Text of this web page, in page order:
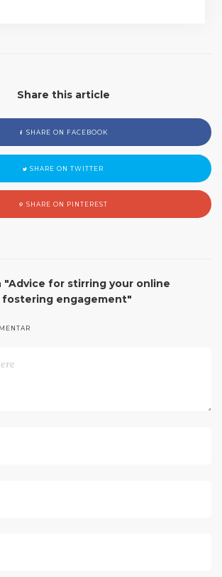
Share this article
SHARE ON FACEBOOK
SHARE ON TWITTER
SHARE ON PINTEREST
"Advice for stirring your online
fostering engagement"